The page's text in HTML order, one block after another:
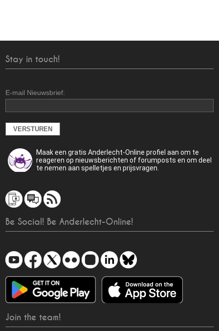
Stay in touch!
E-mail Nieuwsbrief:
Maak een gratis Anderlecht-Online profiel aan om te
reageren op nieuwsberichten of forumposts en om deel
te nemen aan spelletjes en prijsvragen.
Be Social! Be Anderlecht-Online!
Join the team!